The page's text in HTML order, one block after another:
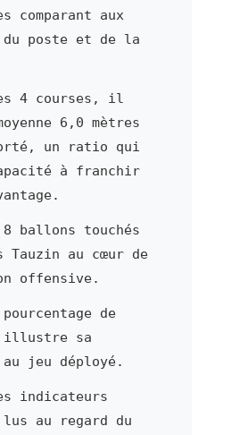
comparant aux
poste et de la
4 courses, il
6,0 mètres
un ratio qui
à franchir
ballons touchés
Tauzin au cœur de
offensive.
de
illustre sa
jeu déployé.
indicateurs
au regard du